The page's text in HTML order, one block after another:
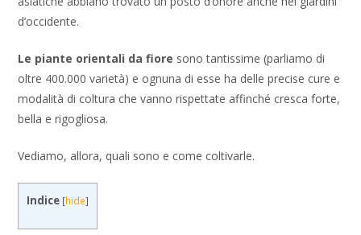
d’occidente.
Le piante orientali da fiore sono tantissime (parliamo di
oltre 400.000 varietà) e ognuna di esse ha delle precise cure e
modalità di coltura che vanno rispettate affinché cresca forte,
bella e rigogliosa.
Vediamo, allora, quali sono e come coltivarle.
Indice [hide]